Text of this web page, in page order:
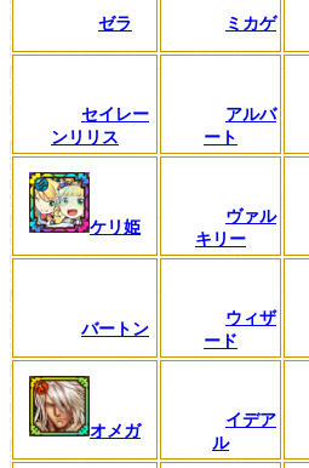
ゼラ ミカゲ
セイレー
ンリリス
アルバ
ート
ケリ姫
ヴァル
キリー
バートン
ウィザ
ード
オメガ
イデア
ル